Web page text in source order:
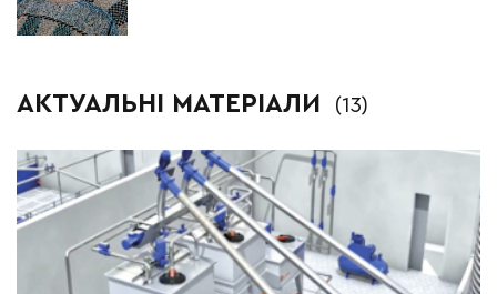
АКТУАЛЬНІ МАТЕРІАЛИ (13)